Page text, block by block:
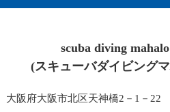
scuba diving mahalo
(スキューバダイビング
大阪府大阪市北区天神橋2－1－22